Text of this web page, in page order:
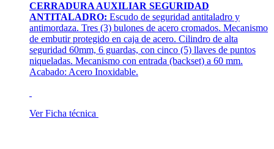
CERRADURA AUXILIAR SEGURIDAD
ANTITALADRO: Escudo de seguridad antitaladro y
antimordaza. Tres (3) bulones de acero cromados. Mecanismo
de embutir protegido en caja de acero. Cilindro de alta
seguridad 60mm, 6 guardas, con cinco (5) llaves de puntos
niqueladas. Mecanismo con entrada (backset) a 60 mm.
Acabado: Acero Inoxidable.
Ver Ficha técnica